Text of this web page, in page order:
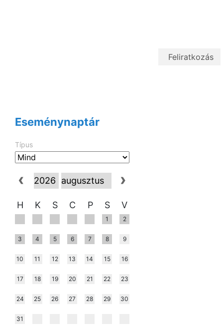
Eseménynaptár
Típus
H K S C P S V
1 2
3 4 5 6 7 8 9
10 11 12 13 14 15 16
17 18 19 20 21 22 23
24 25 26 27 28 29 30
31